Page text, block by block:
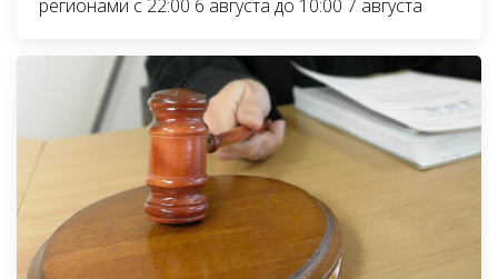
регионами с 22:00 6 августа до 10:00 7 августа